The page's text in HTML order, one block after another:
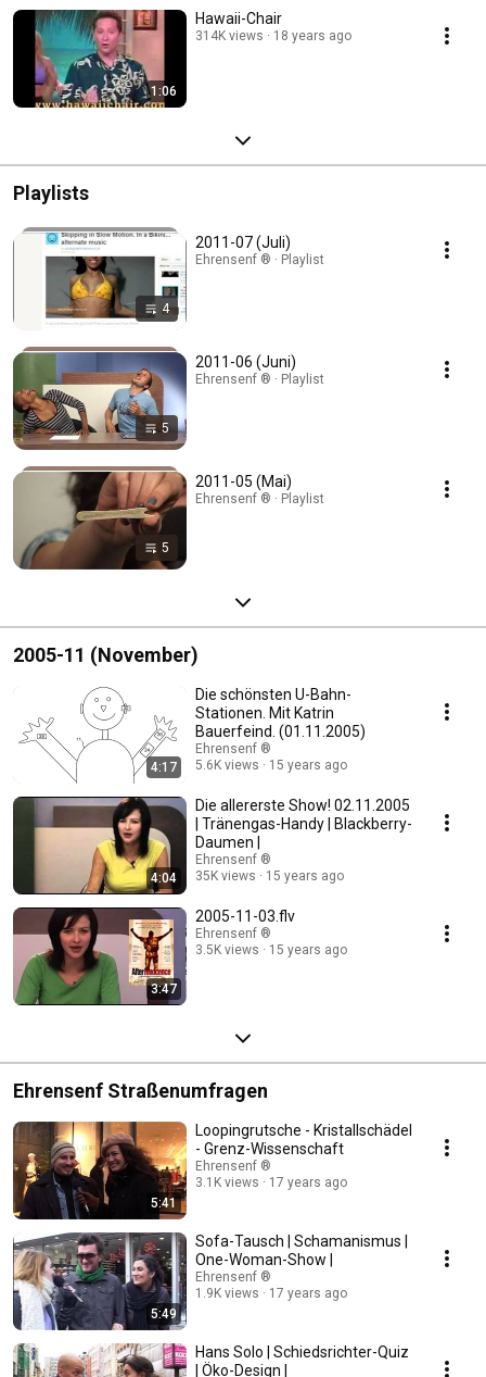
1:06
Hawaii-Chair
314K views 18 years ago
Playlists
4
2011-07 (Juli)
Ehrensenf ® · Playlist
5
2011-06 (Juni)
Ehrensenf ® · Playlist
5
2011-05 (Mai)
Ehrensenf ® · Playlist
2005-11 (November)
4:17
Die schönsten U-Bahn-
Stationen. Mit Katrin
Bauerfeind. (01.11.2005)
Ehrensenf ®
5.6K views
15 years ago
4:04
Die allererste Show! 02.11.2005
| Tränengas-Handy | Blackberry-
Daumen |
Ehrensenf ®
35K views
15 years ago
3:47
2005-11-03.flv
Ehrensenf ®
3.5K views
15 years ago
Ehrensenf Straßenumfragen
5:41
Loopingrutsche - Kristallschädel
- Grenz-Wissenschaft
Ehrensenf ®
3.1K views
17 years ago
5:49
Sofa-Tausch | Schamanismus |
One-Woman-Show |
Ehrensenf ®
1.9K views
17 years ago
Hans Solo | Schiedsrichter-Quiz
| Öko-Design |